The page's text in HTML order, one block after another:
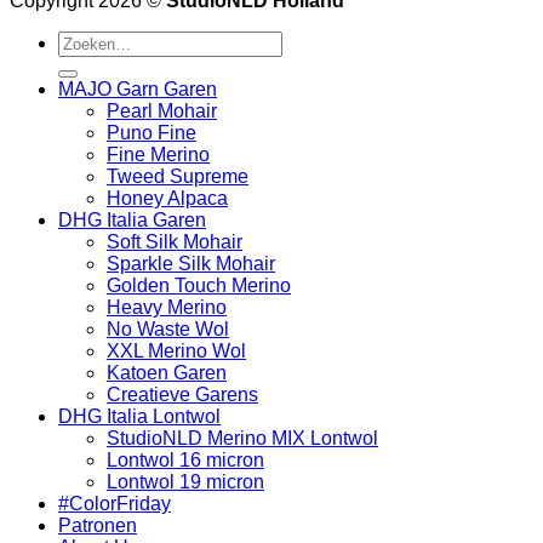
Zoeken
naar:
MAJO Garn Garen
Pearl Mohair
Puno Fine
Fine Merino
Tweed Supreme
Honey Alpaca
DHG Italia Garen
Soft Silk Mohair
Sparkle Silk Mohair
Golden Touch Merino
Heavy Merino
No Waste Wol
XXL Merino Wol
Katoen Garen
Creatieve Garens
DHG Italia Lontwol
StudioNLD Merino MIX Lontwol
Lontwol 16 micron
Lontwol 19 micron
#ColorFriday
Patronen